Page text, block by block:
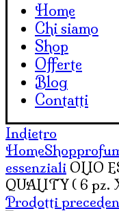
Home
Chi siamo
Shop
Offerte
Blog
Contatti
Indietro
HomeShop
essenziali OLIO
QUALITY ( 6 pz.
Prodotti